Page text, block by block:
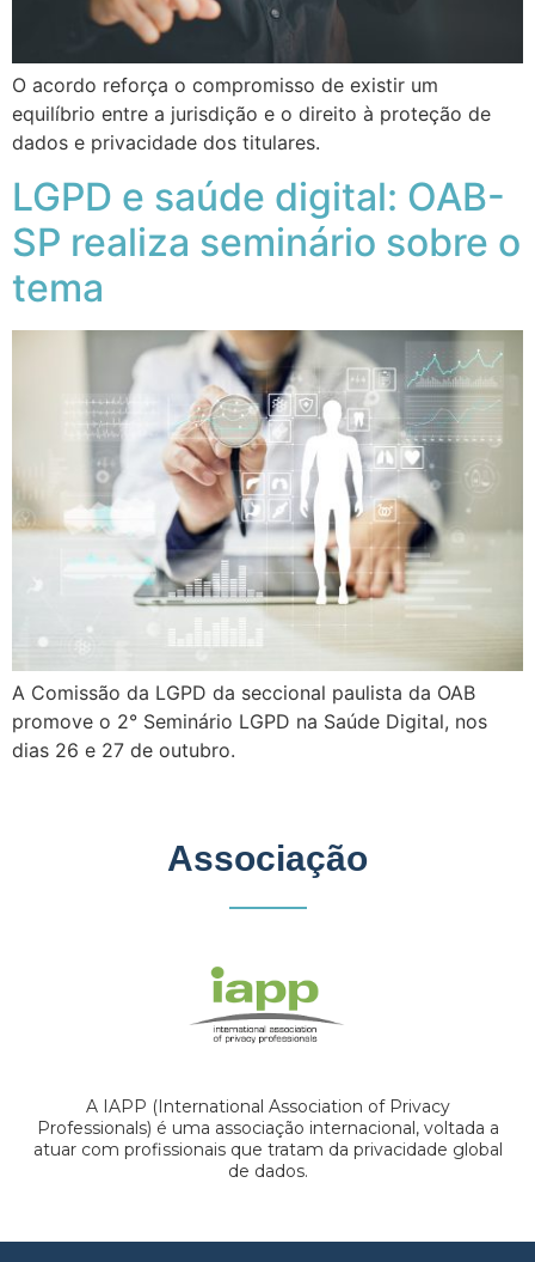
O acordo reforça o compromisso de existir um
equilíbrio entre a jurisdição e o direito à proteção de
dados e privacidade dos titulares.
LGPD e saúde digital: OAB-
SP realiza seminário sobre o
tema
A Comissão da LGPD da seccional paulista da OAB
promove o 2° Seminário LGPD na Saúde Digital, nos
dias 26 e 27 de outubro.
Associação
A IAPP (International Association of Privacy
Professionals) é uma associação internacional, voltada a
atuar com profissionais que tratam da privacidade global
de dados.